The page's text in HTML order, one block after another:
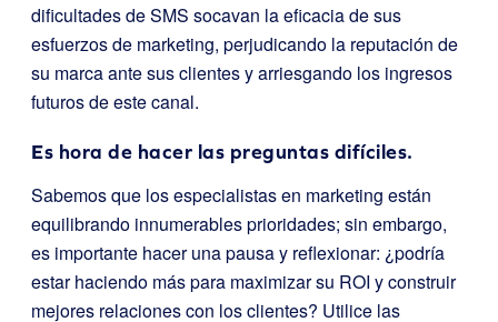
dificultades de SMS socavan la eficacia de sus
esfuerzos de marketing, perjudicando la reputación de
su marca ante sus clientes y arriesgando los ingresos
futuros de este canal.
Es hora de hacer las preguntas difíciles.
Sabemos que los especialistas en marketing están
equilibrando innumerables prioridades; sin embargo,
es importante hacer una pausa y reflexionar: ¿podría
estar haciendo más para maximizar su ROI y construir
mejores relaciones con los clientes? Utilice las